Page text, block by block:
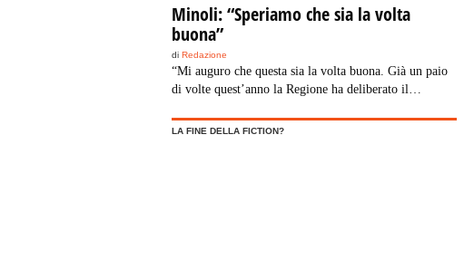
Minoli: “Speriamo che sia la volta
buona”
diRedazione
“Mi auguro che questa sia la volta buona. Già un paio
di volte quest’anno la Regione ha deliberato il
voce di bilancio. La convenzione, quindi, non è mai
LA FINE DELLA FICTION?